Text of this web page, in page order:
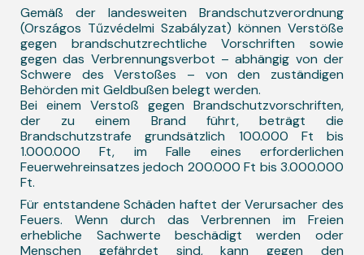
Gemäß der landesweiten Brandschutzverordnung
(Országos Tűzvédelmi Szabályzat) können Verstöße
gegen brandschutzrechtliche Vorschriften sowie
gegen das Verbrennungsverbot – abhängig von der
Schwere des Verstoßes – von den zuständigen
Behörden mit Geldbußen belegt werden.
Bei einem Verstoß gegen Brandschutzvorschriften,
der zu einem Brand führt, beträgt die
Brandschutzstrafe grundsätzlich 100.000 Ft bis
1.000.000 Ft, im Falle eines erforderlichen
Feuerwehreinsatzes jedoch 200.000 Ft bis 3.000.000
Ft.
Für entstandene Schäden haftet der Verursacher des
Feuers. Wenn durch das Verbrennen im Freien
erhebliche Sachwerte beschädigt werden oder
Menschen gefährdet sind, kann gegen den